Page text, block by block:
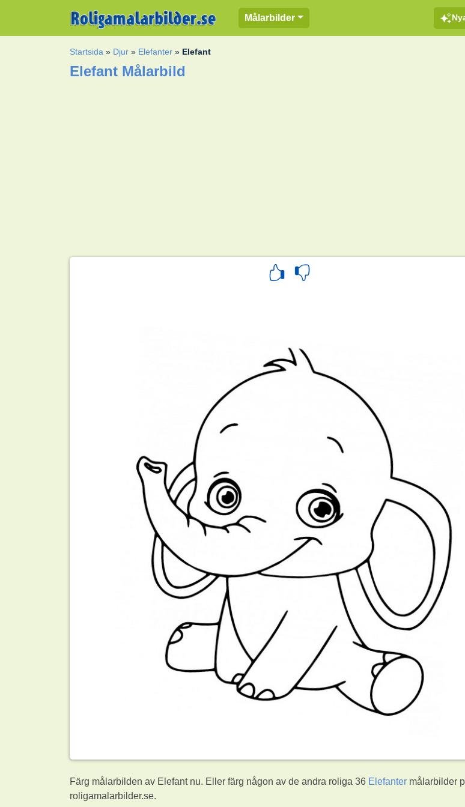
Målarbilder
Startsida » Djur » Elefanter » Elefant
Elefant Målarbild
Färg målarbilden av Elefant nu. Eller färg någon av de andra roliga 36 Elefanter målarbilder
roligamalarbilder.se.